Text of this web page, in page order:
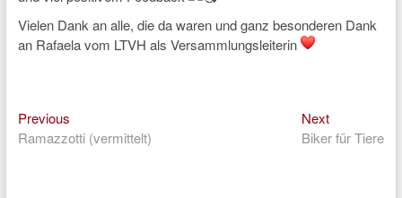
Vielen Dank an alle, die da waren und ganz besonderen Dank
an Rafaela vom LTVH als Versammlungsleiterin
Beitragsnavigation
PreviousPrevious
post:
Ramazzotti (vermittelt)
NextNext
post:
Biker für Tiere